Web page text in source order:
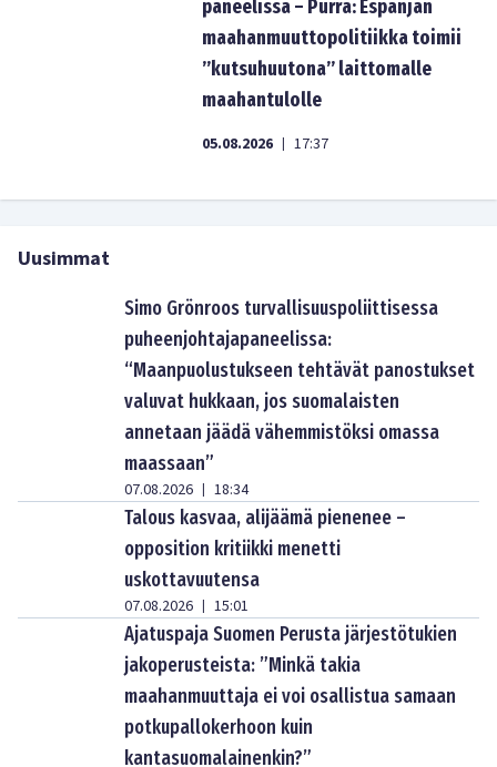
paneelissa – Purra: Espanjan
maahanmuuttopolitiikka toimii
”kutsuhuutona” laittomalle
maahantulolle
05.08.2026 | 17:37
Uusimmat
Simo Grönroos turvallisuuspoliittisessa
puheenjohtajapaneelissa:
“Maanpuolustukseen tehtävät panostukset
valuvat hukkaan, jos suomalaisten
annetaan jäädä vähemmistöksi omassa
maassaan”
07.08.2026 | 18:34
Talous kasvaa, alijäämä pienenee –
opposition kritiikki menetti
uskottavuutensa
07.08.2026 | 15:01
Ajatuspaja Suomen Perusta järjestötukien
jakoperusteista: ”Minkä takia
maahanmuuttaja ei voi osallistua samaan
potkupallokerhoon kuin
kantasuomalainenkin?”